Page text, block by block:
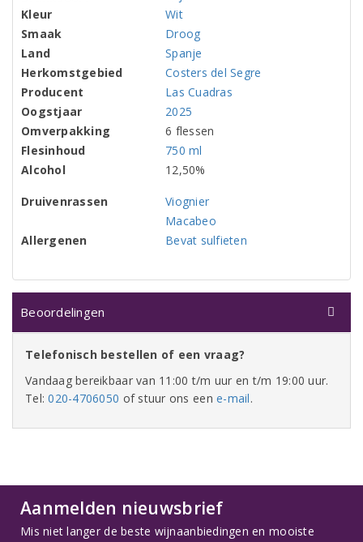
Kleur
Wit
Smaak
Droog
Land
Spanje
Herkomstgebied
Costers del Segre
Producent
Las Cuadras
Oogstjaar
2025
Omverpakking
6 flessen
Flesinhoud
750 ml
Alcohol
12,50%
Druivenrassen
Viognier
Macabeo
Allergenen
Bevat sulfieten
Beoordelingen
Telefonisch bestellen of een vraag?
Vandaag bereikbaar van 11:00 t/m uur en t/m 19:00 uur.
Tel:020-4706050 of stuur ons eene-mail.
Aanmelden nieuwsbrief
Mis niet langer de beste wijnaanbiedingen en mooiste